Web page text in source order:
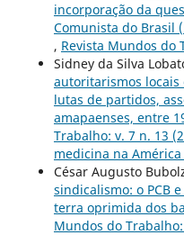
incorporação da
Comunista do Brasil
, Revista Mundos do
Sidney da Silva
autoritarismos
lutas de partidos,
amapaenses, entre
Trabalho: v. 7 n. 13
medicina na América
César Augusto
sindicalismo: o PCB
terra oprimida dos
Mundos do